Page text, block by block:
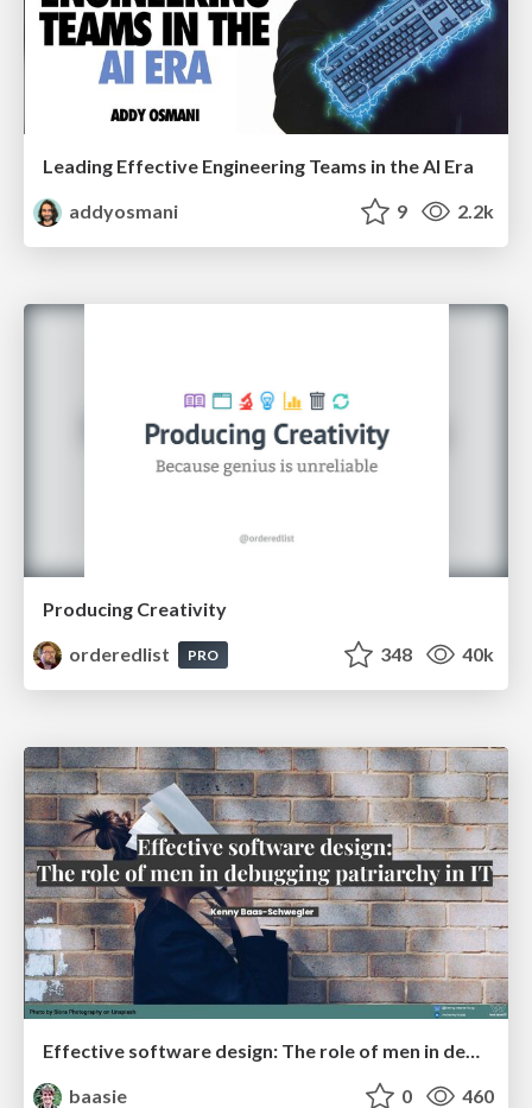
Leading Effective Engineering Teams in the AI Era
addyosmani
9 2.2k
Producing Creativity
orderedlist
PRO 348 40k
Effective software design: The role of men in debugging patriarchy in IT @ Voxxed Days AMS
baasie
0 460